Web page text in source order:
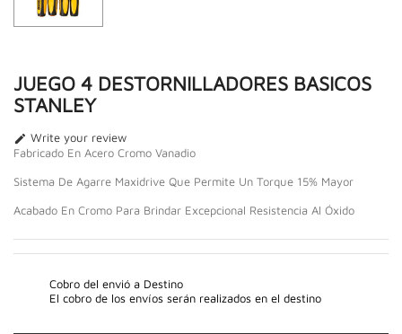
JUEGO 4 DESTORNILLADORES BASICOS
STANLEY
 Write your review
Fabricado En Acero Cromo Vanadio
Sistema De Agarre Maxidrive Que Permite Un Torque 15% Mayor
Acabado En Cromo Para Brindar Excepcional Resistencia Al Óxido
Cobro del envió a Destino
El cobro de los envíos serán realizados en el destino